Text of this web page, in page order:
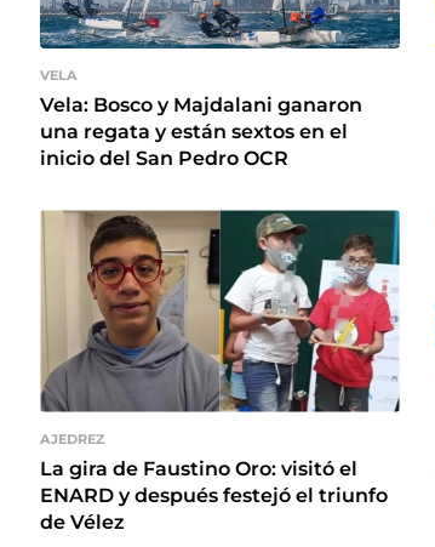
VELA
Vela: Bosco y Majdalani ganaron
una regata y están sextos en el
inicio del San Pedro OCR
AJEDREZ
La gira de Faustino Oro: visitó el
ENARD y después festejó el triunfo
de Vélez